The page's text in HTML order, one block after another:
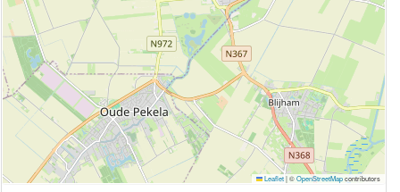
Leaflet|©OpenStreetMapcontributors